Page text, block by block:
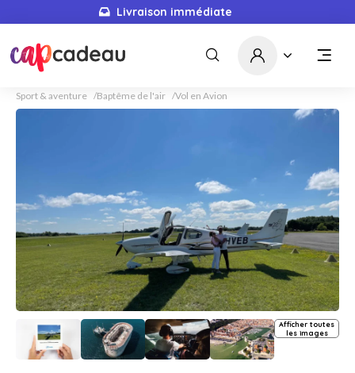
Livraison immédiate
Sport & aventure Baptême de l'air Vol en Avion
Afficher toutes
les images